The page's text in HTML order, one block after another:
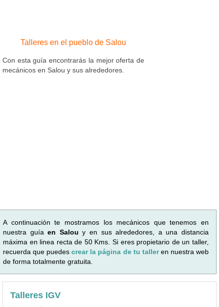
Talleres en el pueblo de Salou
Con esta guía encontrarás la mejor oferta de
mecánicos en Salou y sus alrededores.
A continuación te mostramos los mecánicos que tenemos en
nuestra guíaen Salou y en sus alrededores, a una distancia
máxima en linea recta de 50 Kms. Si eres propietario de un taller,
recuerda que puedescrear la página de tu talleren nuestra web
de forma totalmente gratuita.
Talleres IGV